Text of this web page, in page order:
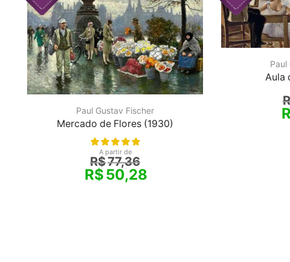
Paul Gustav Fischer
Mercado de Flores (1930)
A partir de
R$77,36
R$50,28
Paul
Aula